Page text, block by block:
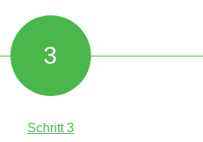
3
Schritt 3